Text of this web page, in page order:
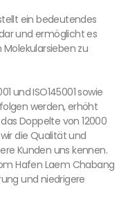
ein bedeutendes
und ermöglicht es
Molekularsieben zu
und ISO145001 sowie
werden, erhöht
Doppelte von 12000
die Qualität und
Kunden uns kennen.
Hafen Laem Chabang
und niedrigere